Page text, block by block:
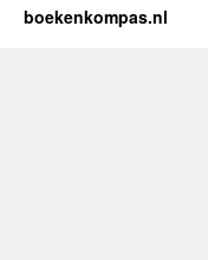
boekenkompas.nl